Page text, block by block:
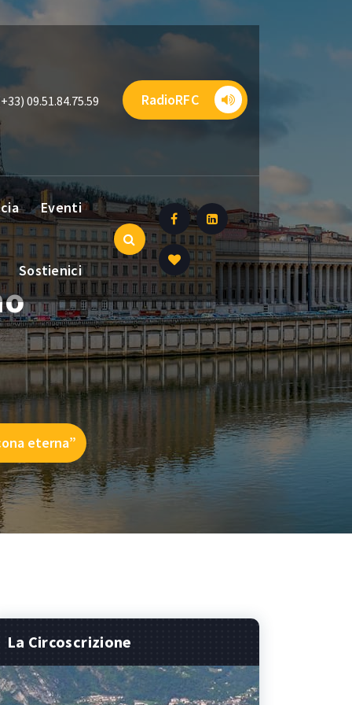
09.51.84.75.59 RadioRFC
Eventi
Sostienici
eterna”
La Circoscrizione